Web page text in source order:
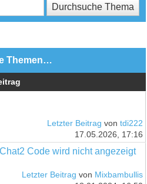
Themen…
Letzter Beitrag von tdi222
17.05.2026, 17:16
Code wird nicht angezeigt
Letzter Beitrag von Mixbambullis